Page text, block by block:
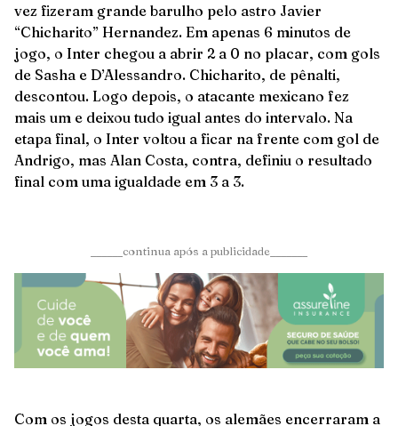
vez fizeram grande barulho pelo astro Javier
“Chicharito” Hernandez. Em apenas 6 minutos de
jogo, o Inter chegou a abrir 2 a 0 no placar, com gols
de Sasha e D’Alessandro. Chicharito, de pênalti,
descontou. Logo depois, o atacante mexicano fez
mais um e deixou tudo igual antes do intervalo. Na
etapa final, o Inter voltou a ficar na frente com gol de
Andrigo, mas Alan Costa, contra, definiu o resultado
final com uma igualdade em 3 a 3.
______continua após a publicidade_______
Com os jogos desta quarta, os alemães encerraram a